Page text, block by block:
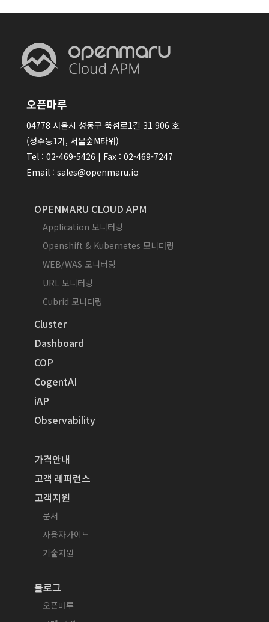
오픈마루
04778 서울시 성동구 뚝섬로1길 31 906 호
(성수동1가, 서울숲M타워)
Tel : 02-469-5426 | Fax : 02-469-7247
Email : sales@openmaru.io
OPENMARU CLOUD APM
Application 모니터링
Openshift & Kubernetes 모니터링
WEB/WAS 모니터링
URL 모니터링
Cubrid 모니터링
Cluster
Dashboard
COP
CogentAI
iAP
Observability
가격안내
고객 레퍼런스
고객지원
문서
사용자가이드
기술지원
블로그
오픈마루